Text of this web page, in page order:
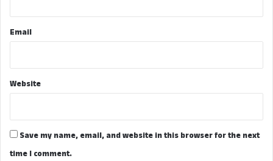
Email
Website
Save my name, email, and website in this browser for the next
time I comment.